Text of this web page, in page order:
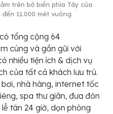
trên bờ biển phía Tây của
11.000 mét vuông
tổng cộng 64
cúng và gần gũi với
nhiều tiện ích & dịch vụ
của tất cả khách lưu trú.
nhà hàng, internet tốc
spa thư giãn, đưa đón
tân 24 giờ, dọn phòng